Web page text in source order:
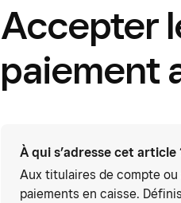
Accepter
paiement
À qui s’adresse cet article
Aux titulaires de compte ou
paiements en caisse.